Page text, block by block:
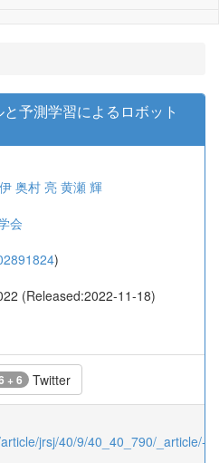
予測学習によるロボット
奥村 亮 黄瀬 輝
会
)
(Released:2022-11-18)
+ 6 Twitter
jrsj/40/9/40_40_790/_article/-